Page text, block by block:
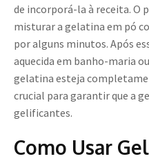
de incorporá-la à receita. O
misturar a gelatina em pó
por alguns minutos. Após
aquecida em banho-maria
gelatina esteja
crucial para garantir que a
gelificantes.
Como Usar